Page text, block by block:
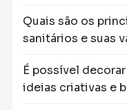
Quais são os
sanitários e suas
É possível
ideias criativas e